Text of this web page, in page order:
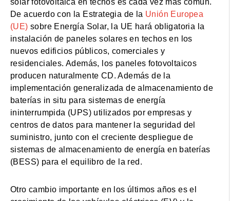
De acuerdo con la Estrategia de la Unión Europea
(UE) sobre Energía Solar, la UE hará obligatoria la
instalación de paneles solares en techos en los
nuevos edificios públicos, comerciales y
residenciales. Además, los paneles fotovoltaicos
producen naturalmente CD. Además de la
implementación generalizada de almacenamiento de
baterías in situ para sistemas de energía
ininterrumpida (UPS) utilizados por empresas y
centros de datos para mantener la seguridad del
suministro, junto con el creciente despliegue de
sistemas de almacenamiento de energía en baterías
(BESS) para el equilibro de la red.
Otro cambio importante en los últimos años es el